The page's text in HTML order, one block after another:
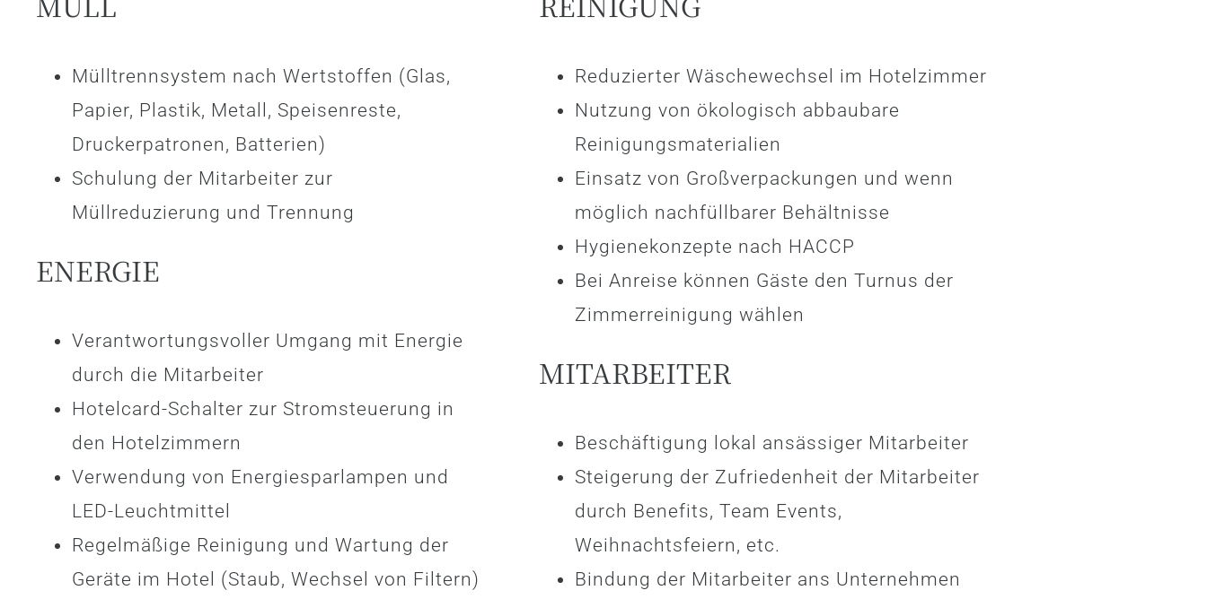
Mülltrennsystem nach Wertstoffen (Glas,
Papier, Plastik, Metall, Speisenreste,
Druckerpatronen, Batterien)
Schulung der Mitarbeiter zur
Müllreduzierung und Trennung
ENERGIE
Verantwortungsvoller Umgang mit Energie
durch die Mitarbeiter
Hotelcard-Schalter zur Stromsteuerung in
den Hotelzimmern
Verwendung von Energiesparlampen und
LED-Leuchtmittel
Regelmäßige Reinigung und Wartung der
Geräte im Hotel (Staub, Wechsel von Filtern)
Reduzierter Wäschewechsel im Hotelzimmer
Nutzung von ökologisch abbaubare
Reinigungsmaterialien
Einsatz von Großverpackungen und wenn
möglich nachfüllbarer Behältnisse
Hygienekonzepte nach HACCP
Bei Anreise können Gäste den Turnus der
Zimmerreinigung wählen
MITARBEITER
Beschäftigung lokal ansässiger Mitarbeiter
Steigerung der Zufriedenheit der Mitarbeiter
durch Benefits, Team Events,
Weihnachtsfeiern, etc.
Bindung der Mitarbeiter ans Unternehmen